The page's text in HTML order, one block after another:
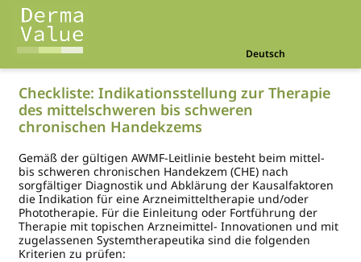
Deutsch
Checkliste: Indikationsstellung zur Therapie
des mittelschweren bis schweren
chronischen Handekzems
Gemäß der gültigen AWMF-Leitlinie besteht beim mittel-
bis schweren chronischen Handekzem (CHE) nach
sorgfältiger Diagnostik und Abklärung der Kausalfaktoren
die Indikation für eine Arzneimitteltherapie und/oder
Phototherapie. Für die Einleitung oder Fortführung der
Therapie mit topischen Arzneimittel- Innovationen und mit
zugelassenen Systemtherapeutika sind die folgenden
Kriterien zu prüfen: